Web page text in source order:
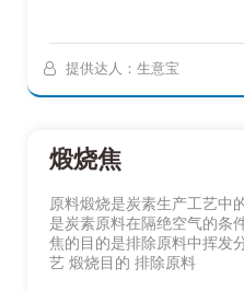
提供达人：生意宝
煅烧焦
原料煅烧是炭素生产工艺中
是炭素原料在隔绝空气的条
焦的目的是排除原料中挥
艺 煅烧目的 排除原料